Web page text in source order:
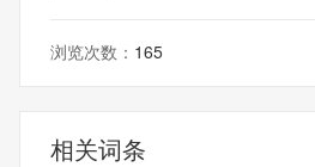
浏览次数： 165
相关词条